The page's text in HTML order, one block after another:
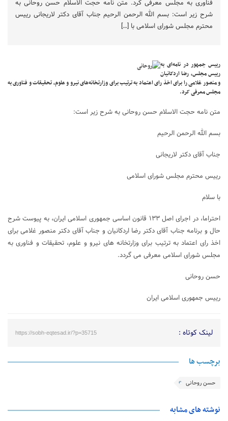
فناوری به مجلس معرفی کرد. متن نامه حجت الاسلام حسن روحانی به
شرح زیر است: بسم الله الرحمن الرحیم جناب آقای دکتر لاریجانی رییس
محترم مجلس شورای اسلامی با […]
رییس جمهور در نامه‌ای به
رییس مجلس، رضا اردکانیان
و منصور غلامی را برای اخذ رای اعتماد به ترتیب برای وزارتخانه‌های نیرو و علوم، تحقیقات و فناوری به
مجلس معرفی کرد.
متن نامه حجت الاسلام حسن روحانی به شرح زیر است:
بسم الله الرحمن الرحیم
جناب آقای دکتر لاریجانی
رییس محترم مجلس شورای اسلامی
با سلام
احتراما، در اجرای اصل ۱۳۳ قانون اساسی جمهوری اسلامی ایران، به پیوست شرح
حال و برنامه جناب آقای دکتر رضا اردکانیان و جناب آقای دکتر منصور غلامی برای
اخذ رای اعتماد به ترتیب برای وزارتخانه های نیرو و علوم، تحقیقات و فناوری به
مجلس شورای اسلامی معرفی می گردد.
حسن روحانی
رییس جمهوری اسلامی ایران
لینک کوتاه : https://sobh-eqtesad.ir/?p=35715
برچسب ها
حسن روحانی
نوشته های مشابه